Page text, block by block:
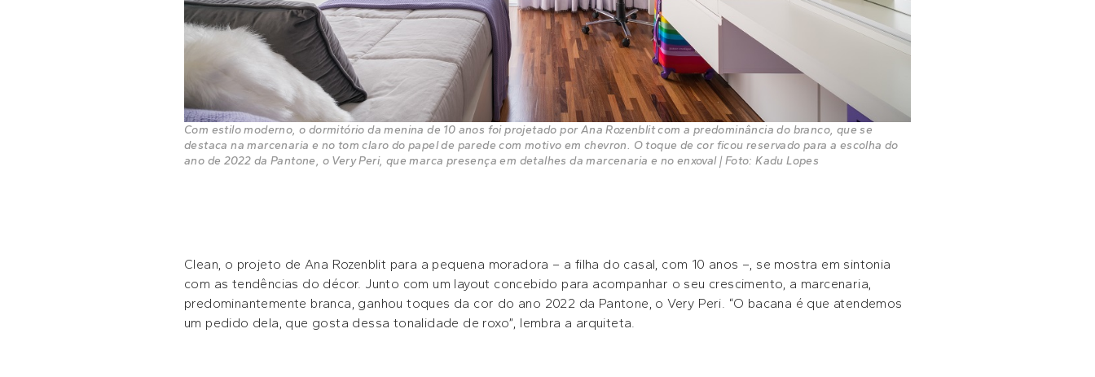
Com estilo moderno, o dormitório da menina de 10 anos foi projetado por Ana Rozenblit com a predominância do branco, que se
destaca na marcenaria e no tom claro do papel de parede com motivo em chevron. O toque de cor ficou reservado para a escolha do
ano de 2022 da Pantone, o Very Peri, que marca presença em detalhes da marcenaria e no enxoval | Foto: Kadu Lopes
Clean, o projeto de Ana Rozenblit para a pequena moradora – a filha do casal, com 10 anos –, se mostra em sintonia
com as tendências do décor. Junto com um layout concebido para acompanhar o seu crescimento, a marcenaria,
predominantemente branca, ganhou toques da cor do ano 2022 da Pantone, o Very Peri. “O bacana é que atendemos
um pedido dela, que gosta dessa tonalidade de roxo”, lembra a arquiteta.